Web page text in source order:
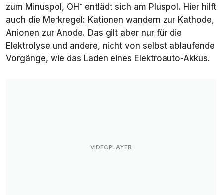
zum Minuspol, OH - entlädt sich am Pluspol. Hier hilft
auch die Merkregel: Kationen wandern zur Kathode,
Anionen zur Anode. Das gilt aber nur für die
Elektrolyse und andere, nicht von selbst ablaufende
Vorgänge, wie das Laden eines Elektroauto-Akkus.